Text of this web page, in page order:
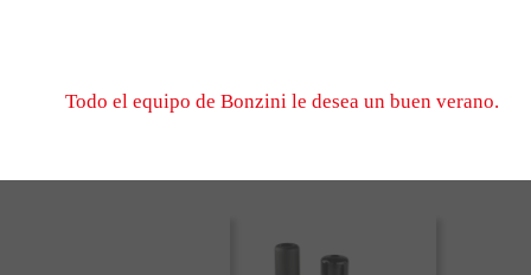
Todo el equipo de Bonzini le desea un buen verano.